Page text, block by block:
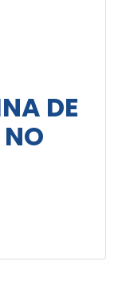
DE